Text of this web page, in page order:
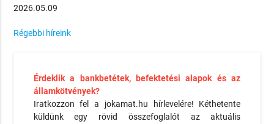
2026.05.09
Régebbi híreink
Érdeklik a bankbetétek, befektetési alapok és az
államkötvények?
Iratkozzon fel a jokamat.hu hírlevelére! Kéthetente
küldünk egy rövid összefoglalót az aktuális